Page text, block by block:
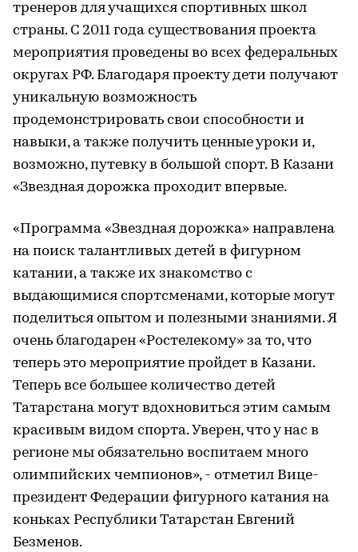
тренеров для учащихся спортивных школ
страны. С 2011 года существования проекта
мероприятия проведены во всех федеральных
округах РФ. Благодаря проекту дети получают
уникальную возможность
продемонстрировать свои способности и
навыки, а также получить ценные уроки и,
возможно, путевку в большой спорт. В Казани
«Звездная дорожка проходит впервые.
«Программа «Звездная дорожка» направлена
на поиск талантливых детей в фигурном
катании, а также их знакомство с
выдающимися спортсменами, которые могут
поделиться опытом и полезными знаниями. Я
очень благодарен «Ростелекому» за то, что
теперь это мероприятие пройдет в Казани.
Теперь все большее количество детей
Татарстана могут вдохновиться этим самым
красивым видом спорта. Уверен, что у нас в
регионе мы обязательно воспитаем много
олимпийских чемпионов», - отметил Вице-
президент Федерации фигурного катания на
коньках Республики Татарстан Евгений
Безменов.